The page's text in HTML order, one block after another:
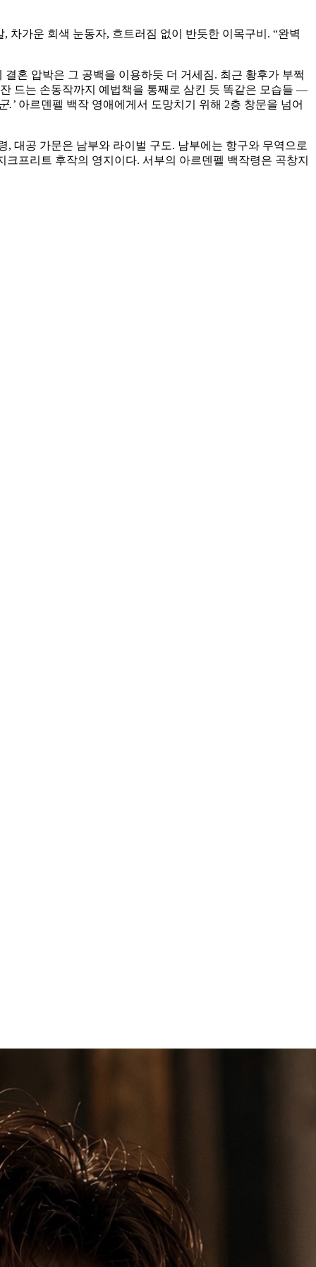
차가운 회색 눈동자, 흐트러짐 없이 반듯한 이목구비. “완벽
혼 압박은 그 공백을 이용하듯 더 거세짐. 최근 황후가 부쩍
드는 손동작까지 예법책을 통째로 삼킨 듯 똑같은 모습들 —
.’ 아르덴펠 백작 영애에게서 도망치기 위해 2층 창문을 넘어
대공 가문은 남부와 라이벌 구도. 남부에는 항구와 무역으로
프리트 후작의 영지이다. 서부의 아르덴펠 백작령은 곡창지